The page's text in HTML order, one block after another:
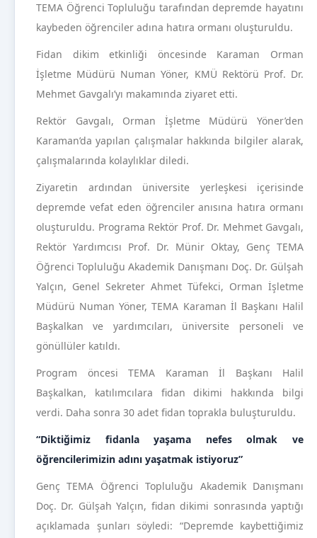
TEMA Öğrenci Topluluğu tarafından depremde hayatını
kaybeden öğrenciler adına hatıra ormanı oluşturuldu.
Fidan dikim etkinliği öncesinde Karaman Orman
İşletme Müdürü Numan Yöner, KMÜ Rektörü Prof. Dr.
Mehmet Gavgalı’yı makamında ziyaret etti.
Rektör Gavgalı, Orman İşletme Müdürü Yöner’den
Karaman’da yapılan çalışmalar hakkında bilgiler alarak,
çalışmalarında kolaylıklar diledi.
Ziyaretin ardından üniversite yerleşkesi içerisinde
depremde vefat eden öğrenciler anısına hatıra ormanı
oluşturuldu. Programa Rektör Prof. Dr. Mehmet Gavgalı,
Rektör Yardımcısı Prof. Dr. Münir Oktay, Genç TEMA
Öğrenci Topluluğu Akademik Danışmanı Doç. Dr. Gülşah
Yalçın, Genel Sekreter Ahmet Tüfekci, Orman İşletme
Müdürü Numan Yöner, TEMA Karaman İl Başkanı Halil
Başkalkan ve yardımcıları, üniversite personeli ve
gönüllüler katıldı.
Program öncesi TEMA Karaman İl Başkanı Halil
Başkalkan, katılımcılara fidan dikimi hakkında bilgi
verdi. Daha sonra 30 adet fidan toprakla buluşturuldu.
“Diktiğimiz fidanla yaşama nefes olmak ve
öğrencilerimizin adını yaşatmak istiyoruz”
Genç TEMA Öğrenci Topluluğu Akademik Danışmanı
Doç. Dr. Gülşah Yalçın, fidan dikimi sonrasında yaptığı
açıklamada şunları söyledi: “Depremde kaybettiğimiz